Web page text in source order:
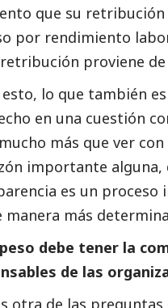
que su
por rendimiento
proviene
esto, lo que también
en una cuestión
más que ver
importante alguna,
es un proceso
manera más
debe tener la
de las